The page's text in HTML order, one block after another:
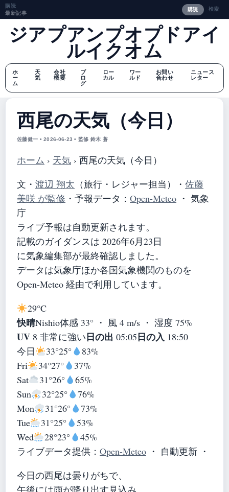
購読
最新記事
購読 検索
ジアプアンプオプドアイ
ルイクオム
ホ
ー
ム
天
気
会社
概要
ブ
ロ
グ
ロー
カル
ワー
ルド
お問い
合わせ
ニュース
レター
西尾の天気（今日）
佐藤健一 • 2026-06-23 • 監修 鈴木 蒼
ホーム › 天気 › 西尾の天気（今日）
文・ 渡辺 翔太 （旅行・レジャー担当） ・ 佐藤
美咲 が監修 ・ 予報データ： Open-Meteo ・ 気象
庁
ライブ予報は自動更新されます。
記載のガイダンスは 2026年6月23日
に気象編集部が最終確認しました。
データは気象庁ほか各国気象機関のものを
Open-Meteo 経由で利用しています。
29°C
快晴Nishio体感 33° ・ 風 4 m/s ・ 湿度 75%
UV 8 非常に強い日の出 05:05日の入 18:50
今日
33°25°
83%
Fri
34°27°
37%
Sat
31°26°
65%
Sun
32°25°
76%
Mon
31°26°
73%
Tue
31°25°
53%
Wed
28°23°
45%
ライブデータ提供： Open-Meteo ・ 自動更新 ・
今日の西尾は曇りがちで、
午後には雨が降り出す見込み。